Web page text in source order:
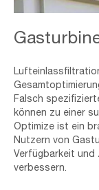
Agreement
Falsch
können zu einer
Optimize ist ein
Nutzern von
Verfügbarkeit und
verbessern.